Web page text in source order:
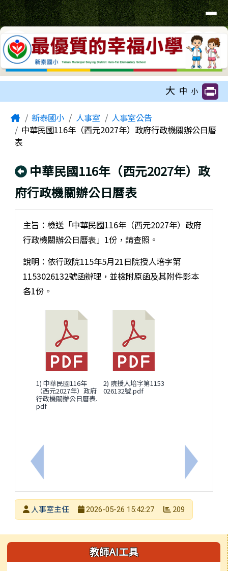
跳至主內容區
臺南市新泰國小網站
導覽列
大 中 小
Home新泰國小 人事室
人事室公告
中華民國116年（西元2027年）政府行政機關辦公日曆
表
回上頁
中華民國116年（西元2027年）政
府行政機關辦公日曆表
上一筆：教師法第25條及第53條條文修正案，業奉
主旨：檢送「中華民國116年（西元2027年）政府
行政機關辦公日曆表」1份，請查照。
說明：依行政院115年5月21日院授人培字第
1153026132號函辦理，並檢附原函及其附件影本
各1份。
1) 中華民國116年
（西元2027年）政府
行政機關辦公日曆表.
pdf
2) 院授人培字第1153
026132號.pdf
下一筆：
發布者人事室主任
2026-05-26 15:42:27 209
左邊區域內容 教師AI工具